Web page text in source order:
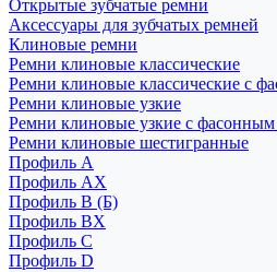
Открытые зубчатые ремни
Аксессуары для зубчатых ремней
Клиновые ремни
Ремни клиновые классические
Ремни клиновые классические с
Ремни клиновые узкие
Ремни клиновые узкие с фасонным
Ремни клиновые шестигранные
Профиль A
Профиль AX
Профиль B (Б)
Профиль BX
Профиль C
Профиль D